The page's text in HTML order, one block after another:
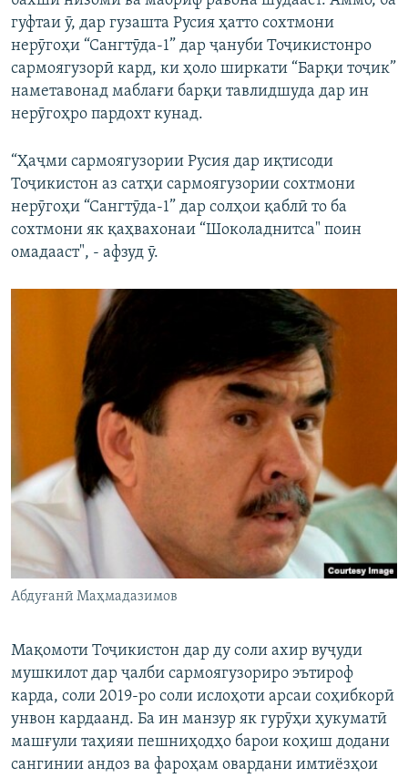
гуфтаи ӯ, дар гузашта Русия ҳатто сохтмони
нерӯгоҳи “Сангтӯда-1” дар ҷануби Тоҷикистонро
сармоягузорӣ кард, ки ҳоло ширкати “Барқи тоҷик”
наметавонад маблағи барқи тавлидшуда дар ин
нерӯгоҳро пардохт кунад.
“Ҳаҷми сармоягузории Русия дар иқтисоди
Тоҷикистон аз сатҳи сармоягузории сохтмони
нерӯгоҳи “Сангтӯда-1” дар солҳои қаблӣ то ба
сохтмони як қаҳвахонаи “Шоколаднитса" поин
омадааст", - афзуд ӯ.
Абдуғанӣ Маҳмадазимов
Мақомоти Тоҷикистон дар ду соли ахир вуҷуди
мушкилот дар ҷалби сармоягузориро эътироф
карда, соли 2019-ро соли ислоҳоти арсаи соҳибкорӣ
унвон кардаанд. Ба ин манзур як гурӯҳи ҳукуматӣ
машғули таҳияи пешниҳодҳо барои коҳиш додани
сангинии андоз ва фароҳам овардани имтиёзҳои